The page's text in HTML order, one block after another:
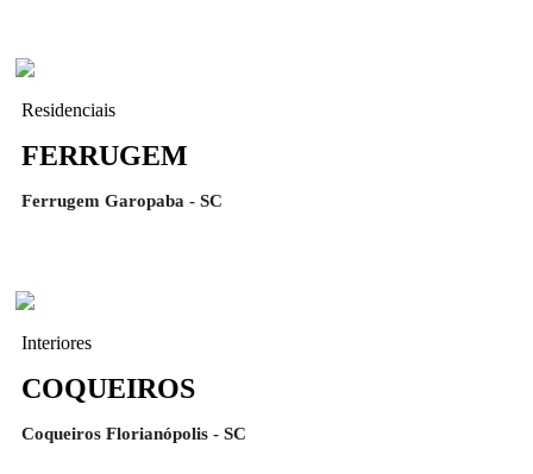
Residenciais
FERRUGEM
Ferrugem Garopaba - SC
Interiores
COQUEIROS
Coqueiros Florianópolis - SC